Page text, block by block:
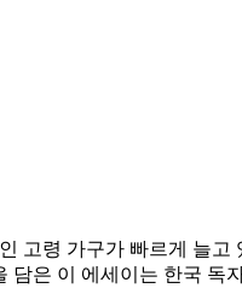
고령 가구가 빠르게 늘고
담은 이 에세이는 한국 독